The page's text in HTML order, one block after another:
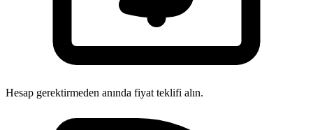
Hesap gerektirmeden anında fiyat teklifi alın.